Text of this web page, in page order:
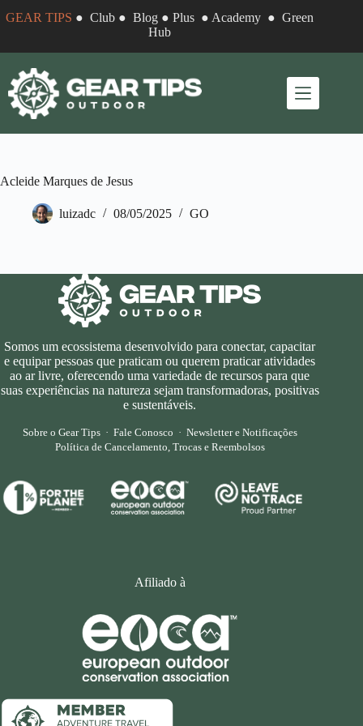
para
conteúdo
GEAR TIPS ●Club ●Blog ●Plus ● Academy ●Green
Hub
Acleide Marques de Jesus
luizadc 08/05/2025 GO
Somos um ecossistema desenvolvido para conectar, capacitar
e equipar pessoas que praticam ou querem praticar atividades
ao ar livre, oferecendo uma variedade de recursos para que
suas experiências na natureza sejam transformadoras, positivas
e sustentáveis.
Sobre o Gear Tips· Fale Conosco · Newsletter e Notificações
Política de Cancelamento, Trocas e Reembolsos
Afiliado à